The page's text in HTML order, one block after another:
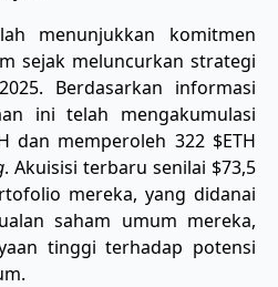
menunjukkan komitmen
sejak meluncurkan strategi
Berdasarkan informasi
ini telah mengakumulasi
dan memperoleh 322 $ETH
. Akuisisi terbaru senilai $73,5
mereka, yang didanai
saham umum mereka,
tinggi terhadap potensi